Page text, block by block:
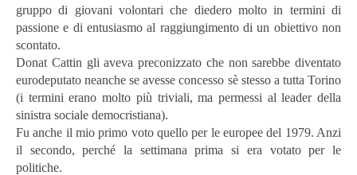
gruppo di giovani volontari che diedero molto in termini di
passione e di entusiasmo al raggiungimento di un obiettivo non
scontato.
Donat Cattin gli aveva preconizzato che non sarebbe diventato
eurodeputato neanche se avesse concesso sè stesso a tutta Torino
(i termini erano molto più triviali, ma permessi al leader della
sinistra sociale democristiana).
Fu anche il mio primo voto quello per le europee del 1979. Anzi
il secondo, perché la settimana prima si era votato per le
politiche.